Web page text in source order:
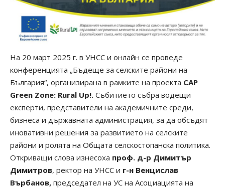
На 20 март 2025 г. в УНСС и онлайн се проведе
конференцията „Бъдеще за селските райони на
България“, организирана в рамките на проекта CAP
Green Zone: Rural Up!. Събитието събра водещи
експерти, представители на академичните среди,
бизнеса и държавната администрация, за да обсъдят
иновативни решения за развитието на селските
райони и ролята на Общата селскостопанска политика.
Откриващи слова изнесоха проф. д-р Димитър
Димитров, ректор на УНСС и г-н Венцислав
Върбанов, председател на УС на Асоциацията на